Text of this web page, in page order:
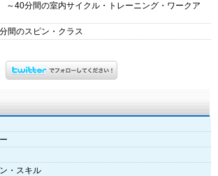
40分間の室内サイクル・トレーニング・ワークア
間のスピン・クラス
・スキル